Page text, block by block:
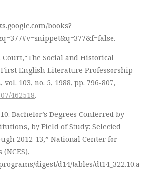
books?
Social and Historical
English Literature Professorship
, vol. 103, no. 5, 1988, pp. 796-807,
462518.
Bachelor’s Degrees Conferred by
by Field of Study: Selected
2012-13,” National Center for
digest/d14/tables/dt14_322.10.a